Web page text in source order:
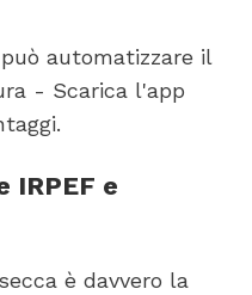
automatizzare il
- Scarica l'app
IRPEF e
è davvero la